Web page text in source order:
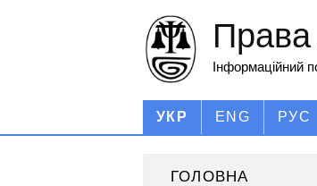
Права
Інформаційний
УКР ENG РУС
ГОЛОВНА